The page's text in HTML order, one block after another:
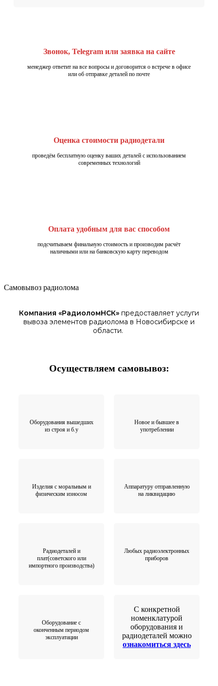
Звонок, Telegram или заявка на сайте
менеджер ответит на все вопросы и договорится о встрече в офисе
или об отправке деталей по почте
Оценка стоимости радиодетали
проведём бесплатную оценку ваших деталей с использованием
современных технологий
Оплата удобным для вас способом
подсчитываем финальную стоимость и производим расчёт
наличными или на банковскую карту переводом
Самовывоз радиолома
Компания «РадиоломНСК» предоставляет услуги
вывоза элементов радиолома в Новосибирске и
области.
Осуществляем самовывоз:
Оборудования вышедших
из строя и б.у
Новое и бывшее в
употреблении
Изделия с моральным и
физическим износом
Аппаратуру отправленную
на ликвидацию
Радиодеталей и
плат(советского или
импортного производства)
Любых радиоэлектронных
приборов
Оборудование с
оконченным периодом
эксплуатации
С конкретной
номенклатурой
оборудования и
радиодеталей можно
ознакомиться здесь